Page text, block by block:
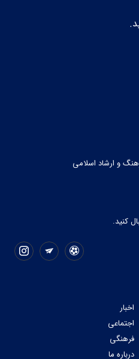
و ارشاد اسلامی
کنید.
اخبار
اجتماعی
فرهنگی
درباره ما